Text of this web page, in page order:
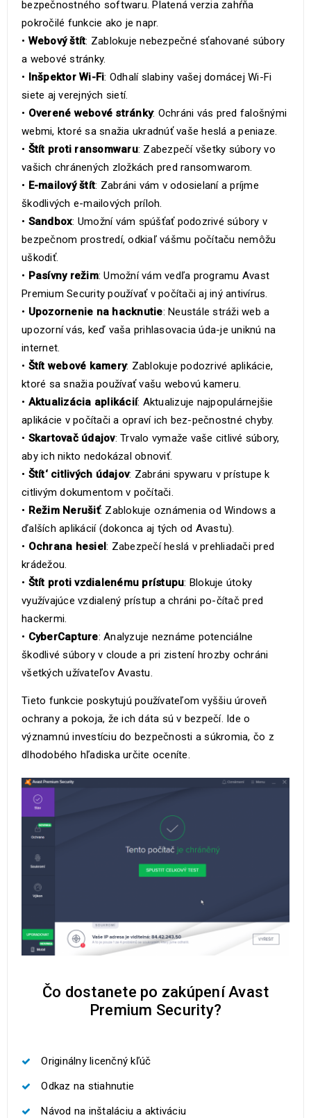
bezpečnostného softwaru. Platená verzia zahŕňa
pokročilé funkcie ako je napr.
• Webový štít: Zablokuje nebezpečné sťahované súbory
a webové stránky.
• Inšpektor Wi-Fi: Odhalí slabiny vašej domácej Wi-Fi
siete aj verejných sietí.
• Overené webové stránky: Ochráni vás pred falošnými
webmi, ktoré sa snažia ukradnúť vaše heslá a peniaze.
• Štít proti ransomwaru: Zabezpečí všetky súbory vo
vašich chránených zložkách pred ransomwarom.
• E-mailový štít: Zabráni vám v odosielaní a príjme
škodlivých e-mailových príloh.
• Sandbox: Umožní vám spúšťať podozrivé súbory v
bezpečnom prostredí, odkiaľ vášmu počítaču nemôžu
uškodiť.
• Pasívny režim: Umožní vám vedľa programu Avast
Premium Security používať v počítači aj iný antivírus.
• Upozornenie na hacknutie: Neustále stráži web a
upozorní vás, keď vaša prihlasovacia úda-je uniknú na
internet.
• Štít webové kamery: Zablokuje podozrivé aplikácie,
ktoré sa snažia používať vašu webovú kameru.
• Aktualizácia aplikácií: Aktualizuje najpopulárnejšie
aplikácie v počítači a opraví ich bez-pečnostné chyby.
• Skartovač údajov: Trvalo vymaže vaše citlivé súbory,
aby ich nikto nedokázal obnoviť.
• Štít‘ citlivých údajov: Zabráni spywaru v prístupe k
citlivým dokumentom v počítači.
• Režim Nerušiť: Zablokuje oznámenia od Windows a
ďalších aplikácií (dokonca aj tých od Avastu).
• Ochrana hesiel: Zabezpečí heslá v prehliadači pred
krádežou.
• Štít proti vzdialenému prístupu: Blokuje útoky
využívajúce vzdialený prístup a chráni po-čítač pred
hackermi.
• CyberCapture: Analyzuje neznáme potenciálne
škodlivé súbory v cloude a pri zistení hrozby ochráni
všetkých užívateľov Avastu.
Tieto funkcie poskytujú používateľom vyššiu úroveň
ochrany a pokoja, že ich dáta sú v bezpečí. Ide o
významnú investíciu do bezpečnosti a súkromia, čo z
dlhodobého hľadiska určite oceníte.
Čo dostanete po zakúpení Avast
Premium Security?
Originálny licenčný kľúč
Odkaz na stiahnutie
Návod na inštaláciu a aktiváciu